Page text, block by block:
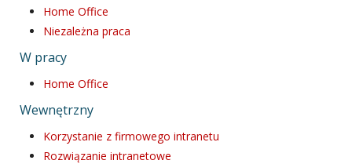
Home Office
Niezależna praca
W pracy
Home Office
Wewnętrzny
Korzystanie z firmowego intranetu
Rozwiązanie intranetowe